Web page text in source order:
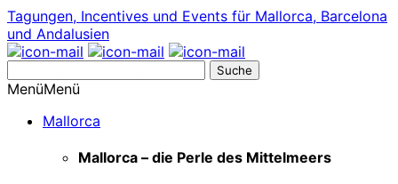
Tagungen, Incentives und Events für Mallorca, Barcelona
und Andalusien
nach:
MenüMenü
Mallorca
Mallorca – die Perle des Mittelmeers